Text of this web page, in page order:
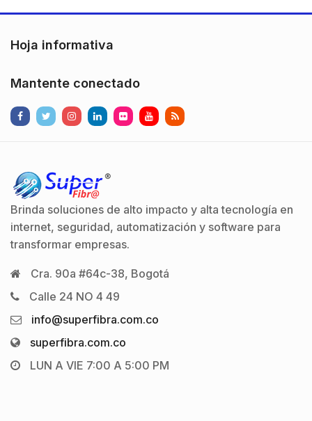
Hoja informativa
Mantente conectado
Brinda soluciones de alto impacto y alta tecnología en
internet, seguridad, automatización y software para
transformar empresas.
Cra. 90a #64c-38, Bogotá
Calle 24 NO 4 49
info@superfibra.com.co
superfibra.com.co
LUN A VIE 7:00 A 5:00 PM